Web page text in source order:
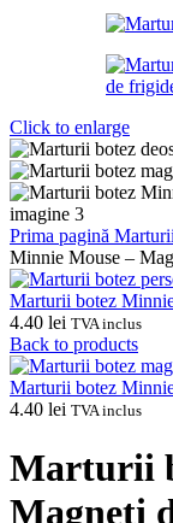
Click to enlarge
Prima pagină
Minnie Mouse –
Marturii botez
4.40 lei TVA inclus
Back to products
Marturii botez
4.40 lei TVA inclus
Marturii
Magneti